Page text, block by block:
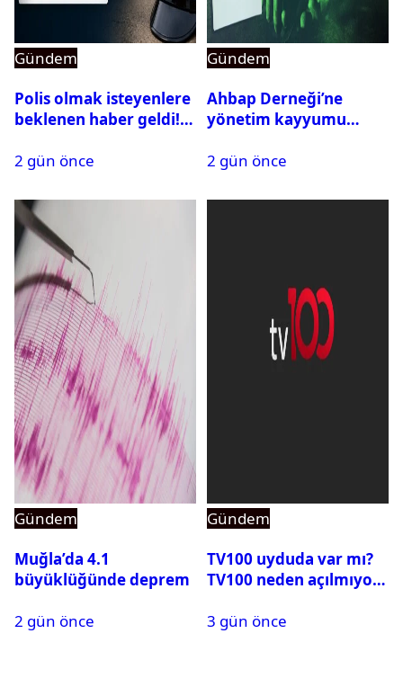
Gündem
Polis olmak isteyenlere
beklenen haber geldi!
2 gün önce
Gündem
Ahbap Derneği’ne
yönetim kayyumu
açıldı
2 gün önce
Gündem
Muğla’da 4.1
büyüklüğünde deprem
2 gün önce
Gündem
TV100 uyduda var mı?
TV100 neden açılmıyor?
3 gün önce